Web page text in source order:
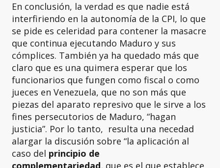
En conclusión, la verdad es que nadie está
interfiriendo en la autonomía de la CPI, lo que
se pide es celeridad para contener la masacre
que continua ejecutando Maduro y sus
cómplices. También ya ha quedado más que
claro que es una quimera esperar que los
funcionarios que fungen como fiscal o como
jueces en Venezuela, que no son más que
piezas del aparato represivo que le sirve a los
fines persecutorios de Maduro, “hagan
justicia”. Por lo tanto, resulta una necedad
alargar la discusión sobre “la aplicación al
caso del principio de
complementariedad, que es el que establece